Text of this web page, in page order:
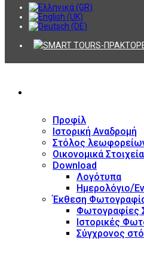
Προφίλ
Ιστορική Αναδρομή
Στόλος
Οικονομικά Στοιχεία
Download
Λογότυπα
Ημερολόγιο/
Έκθεση
Φωτογραφίες
Ιστορικές
Σύγχρονος